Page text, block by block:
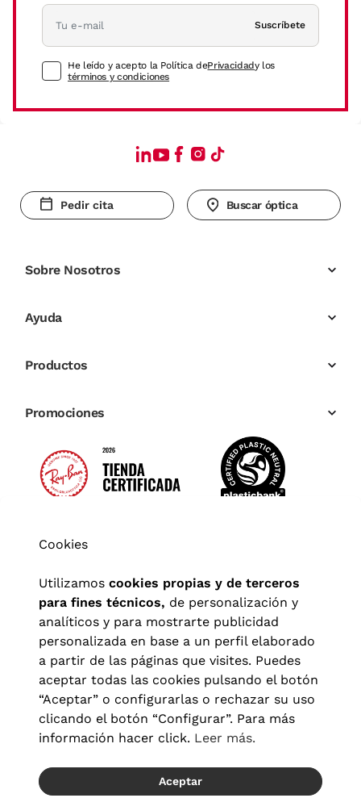
Suscríbete
He leído y acepto la Política dePrivacidady los
términos y condiciones
Pedir cita Buscar óptica
Sobre Nosotros
Ayuda
Productos
Promociones
Aviso legal| Política de privacidad Términos y condiciones
Política de cookies|Configuración de cookies
© 2026 Visionlab España
Cookies
Utilizamos cookies propias y de terceros
para fines técnicos, de personalización y
analíticos y para mostrarte publicidad
personalizada en base a un perfil elaborado
a partir de las páginas que visites. Puedes
aceptar todas las cookies pulsando el botón
“Aceptar” o configurarlas o rechazar su uso
clicando el botón “Configurar”. Para más
información hacer click. Leer más.
Aceptar